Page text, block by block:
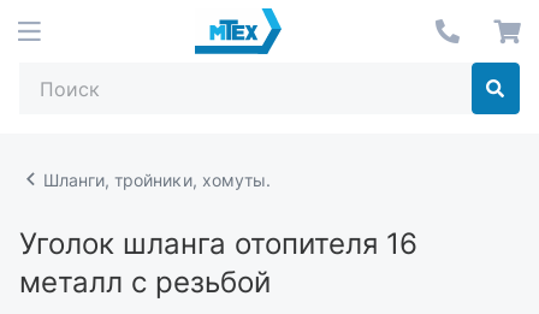
Шланги, тройники, хомуты.
Уголок шланга отопителя 16
металл с резьбой